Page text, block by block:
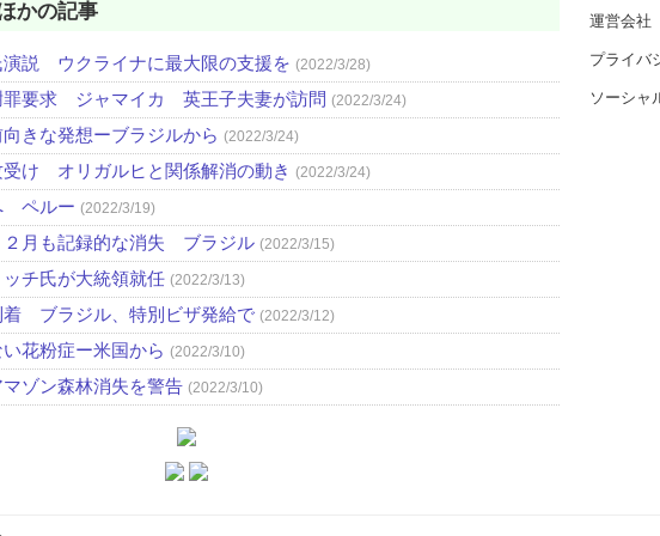
かの記事
演説 ウクライナに最大限の支援を (2022/3/28)
罪要求 ジャマイカ 英王子夫妻が訪問 (2022/3/24)
きな発想ーブラジルから (2022/3/24)
受け オリガルヒと関係解消の動き (2022/3/24)
ペルー (2022/3/19)
月も記録的な消失 ブラジル (2022/3/15)
チ氏が大統領就任 (2022/3/13)
着 ブラジル、特別ビザ発給で (2022/3/12)
花粉症ー米国から (2022/3/10)
ゾン森林消失を警告 (2022/3/10)
運営会社
プライバ
ソーシャ